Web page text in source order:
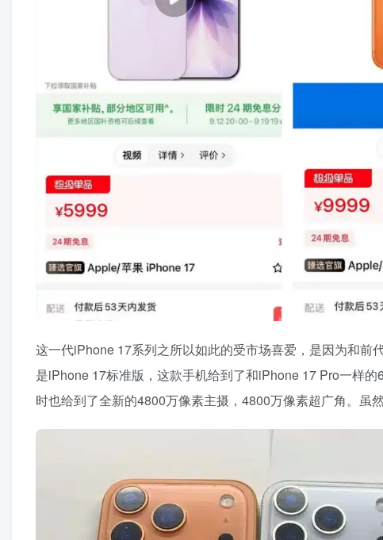
这一代iPhone 17系列之所以如此的受市场喜爱，是因为和
是iPhone 17标准版，这款手机给到了和iPhone 17 Pro一样
时也给到了全新的4800万像素主摄，4800万像素超广角。虽